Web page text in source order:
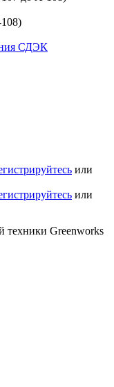
СДЭК
или
или
техники Greenworks